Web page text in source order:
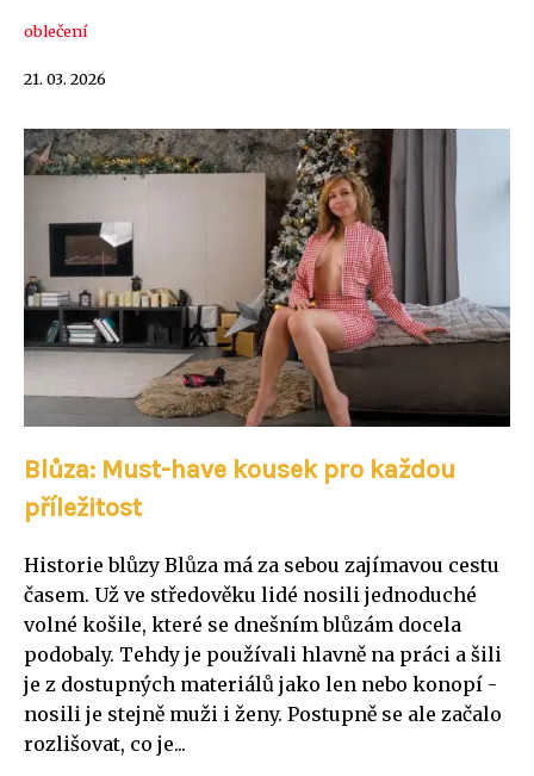
oblečení
21. 03. 2026
Blůza: Must-have kousek pro každou
příležitost
Historie blůzy Blůza má za sebou zajímavou cestu
časem. Už ve středověku lidé nosili jednoduché
volné košile, které se dnešním blůzám docela
podobaly. Tehdy je používali hlavně na práci a šili
je z dostupných materiálů jako len nebo konopí -
nosili je stejně muži i ženy. Postupně se ale začalo
rozlišovat, co je...